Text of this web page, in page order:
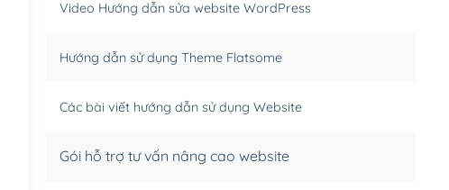
(+950,000₫)
Video Hướng dẫn sửa website WordPress
Hướng dẫn sử dụng Theme Flatsome
Các bài viết hướng dẫn sử dụng Website
Gói hỗ trợ tư vấn nâng cao website